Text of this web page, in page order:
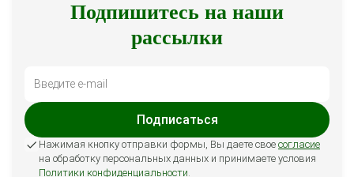
Подпишитесь на наши
рассылки
Подписаться
Нажимая кнопку отправки формы, Вы даете свое согласие
на обработку персональных данных и принимаете условия
Политики конфиденциальности.